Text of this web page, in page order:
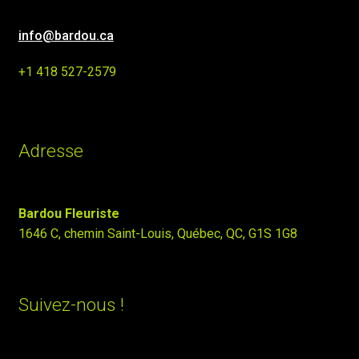
info@bardou.ca
+1 418 527-2579
Adresse
Bardou Fleuriste
1646 C, chemin Saint-Louis, Québec, QC, G1S 1G8
Suivez-nous !